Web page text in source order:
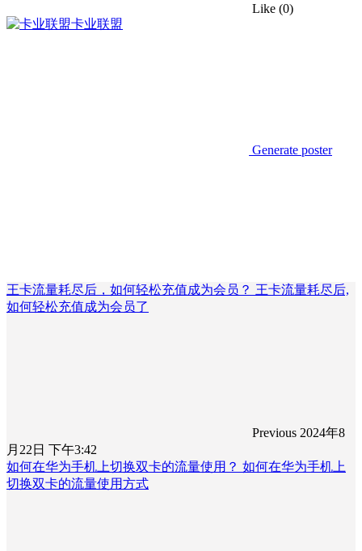
Like (0)
卡业联盟
Generate poster
王卡流量耗尽后，如何轻松充值成为会员？ 王卡流量耗尽后,
如何轻松充值成为会员了
Previous 2024年8
月22日 下午3:42
如何在华为手机上切换双卡的流量使用？ 如何在华为手机上
切换双卡的流量使用方式